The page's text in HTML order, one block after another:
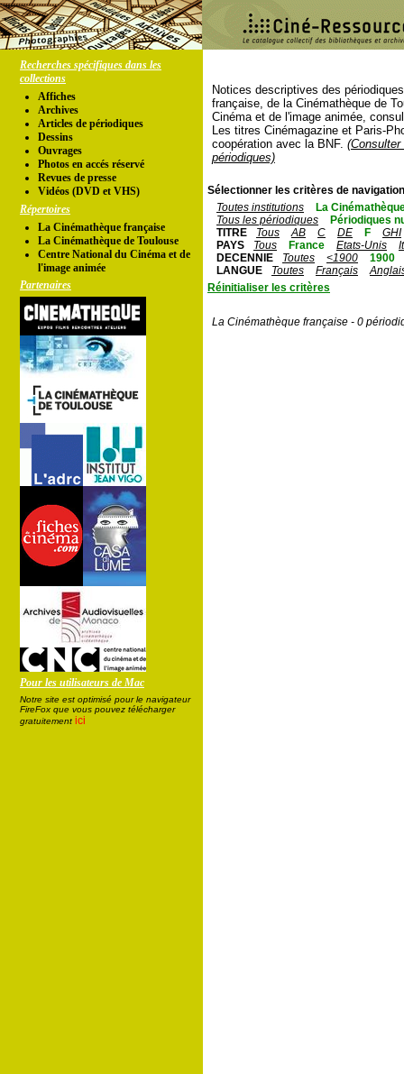
Recherches spécifiques dans les
collections
Affiches
Archives
Articles de périodiques
Dessins
Ouvrages
Photos en accés réservé
Revues de presse
Vidéos (DVD et VHS)
Répertoires
La Cinémathèque française
La Cinémathèque de Toulouse
Centre National du Cinéma et de
l'image animée
Partenaires
Pour les utilisateurs de Mac
Notre site est optimisé pour le navigateur
FireFox que vous pouvez télécharger
gratuitement ici
Notices descriptives des
française, de la Cinémathèque de
Cinéma et de l'image animée,
Les titres Cinémagazine et Paris-
coopération avec la BNF.
périodiques)
Sélectionner les critères de
Toutes institutions
La
Tous les périodiques
Périodiques
TITRE
Tous AB C DE F
GHI
PAYS
Tous France Etats-Unis
DECENNIE
Toutes <1900
1900
LANGUE
Toutes Français
Réinitialiser les critères
La Cinémathèque française - 0